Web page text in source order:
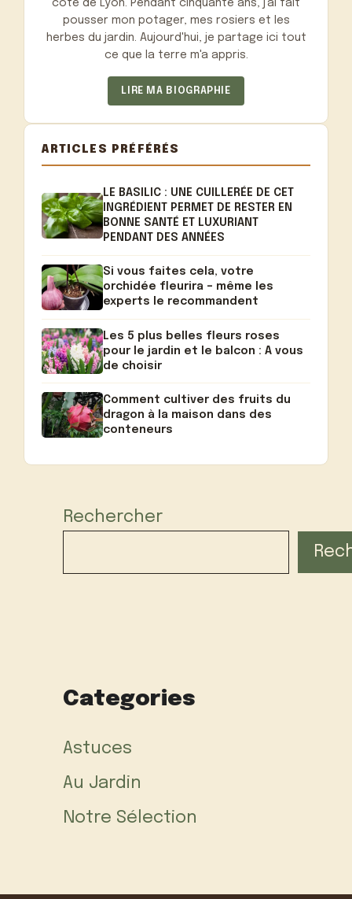
côté de Lyon. Pendant cinquante ans, j'ai fait
pousser mon potager, mes rosiers et les
herbes du jardin. Aujourd'hui, je partage ici tout
ce que la terre m'a appris.
LIRE MA BIOGRAPHIE
ARTICLES PRÉFÉRÉS
LE BASILIC : UNE CUILLERÉE DE CET
INGRÉDIENT PERMET DE RESTER EN
BONNE SANTÉ ET LUXURIANT
PENDANT DES ANNÉES
Si vous faites cela, votre
orchidée fleurira – même les
experts le recommandent
Les 5 plus belles fleurs roses
pour le jardin et le balcon : A vous
de choisir
Comment cultiver des fruits du
dragon à la maison dans des
conteneurs
Rechercher
Categories
Astuces
Au Jardin
Notre Sélection